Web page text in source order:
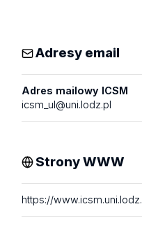
Adresy email
Adres mailowy ICSM
icsm_ul@uni.lodz.pl
Strony WWW
https://